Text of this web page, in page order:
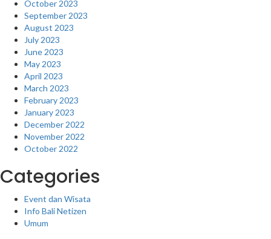
October 2023
September 2023
August 2023
July 2023
June 2023
May 2023
April 2023
March 2023
February 2023
January 2023
December 2022
November 2022
October 2022
Categories
Event dan Wisata
Info Bali Netizen
Umum